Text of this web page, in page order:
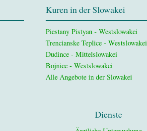
Kuren in der Slowakei
Piestany Pistyan - Westslowakei
Trencianske Teplice - Westslowakei
Dudince - Mittelslowakei
Bojnice - Westslowakei
Alle Angebote in der Slowakei
Dienste